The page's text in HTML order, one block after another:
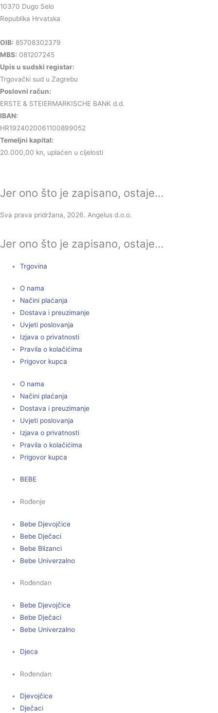
10370 Dugo Selo
Republika Hrvatska
OIB: 85708302379
MBS: 081207245
Upis u sudski registar:
Trgovački sud u Zagrebu
Poslovni račun:
ERSTE & STEIERMARKISCHE BANK d.d.
IBAN:
HR1924020061100899052
Temeljni kapital:
20.000,00 kn, uplaćen u cijelosti
Jer ono što je zapisano, ostaje...
Sva prava pridržana, 2026. Angelus d.o.o.
Jer ono što je zapisano, ostaje...
Trgovina
O nama
Načini plaćanja
Dostava i preuzimanje
Uvjeti poslovanja
Izjava o privatnosti
Pravila o kolačićima
Prigovor kupca
O nama
Načini plaćanja
Dostava i preuzimanje
Uvjeti poslovanja
Izjava o privatnosti
Pravila o kolačićima
Prigovor kupca
BEBE
Rođenje
Bebe Djevojčice
Bebe Dječaci
Bebe Blizanci
Bebe Univerzalno
Rođendan
Bebe Djevojčice
Bebe Dječaci
Bebe Univerzalno
Djeca
Rođendan
Djevojčice
Dječaci